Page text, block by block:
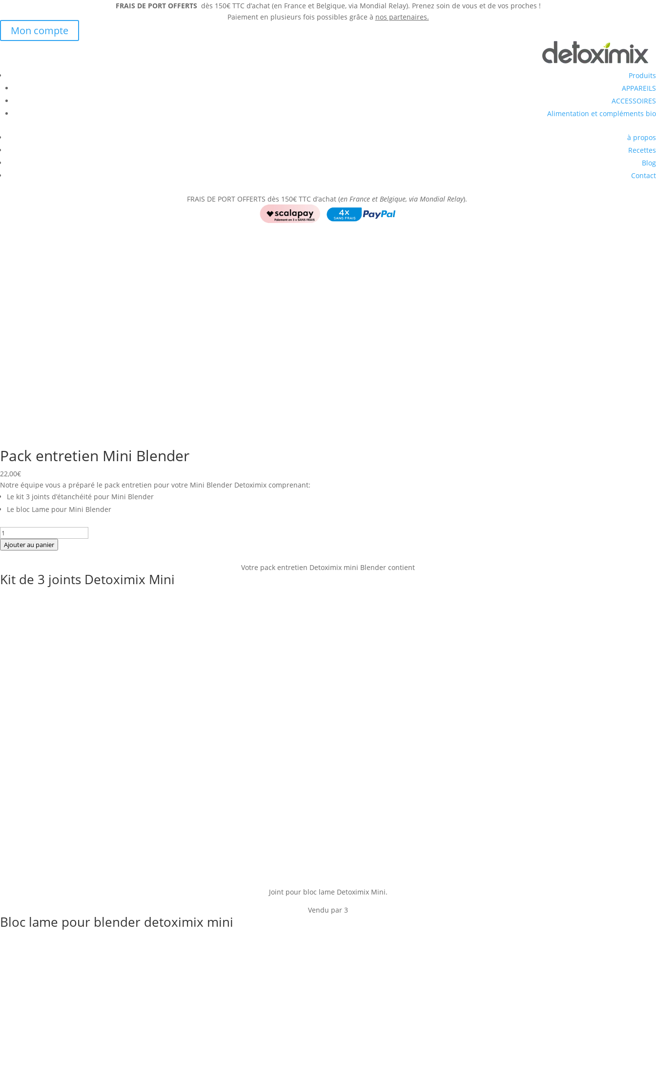
FRAIS DE PORT OFFERTS dès 150€ TTC d’achat (en France et Belgique, via Mondial Relay). Prenez soin de vous et de vos proches !
Paiement en plusieurs fois possibles grâce à nos partenaires.
Mon compte
Produits
APPAREILS
ACCESSOIRES
Alimentation et compléments bio
à propos
Recettes
Blog
Contact
FRAIS DE PORT OFFERTS dès 150€ TTC d’achat (en France et Belgique, via Mondial Relay).
Pack entretien Mini Blender
22,00€
Notre équipe vous a préparé le pack entretien pour votre Mini Blender Detoximix comprenant:
Le kit 3 joints d’étanchéité pour Mini Blender
Le bloc Lame pour Mini Blender
quantité
de
Mini
Ajouter au panier
Votre pack entretien Detoximix mini Blender contient
Kit de 3 joints Detoximix Mini
Joint pour bloc lame Detoximix Mini.
Vendu par 3
Bloc lame pour blender detoximix mini